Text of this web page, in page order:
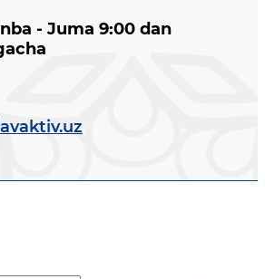
- Juma 9:00 dan